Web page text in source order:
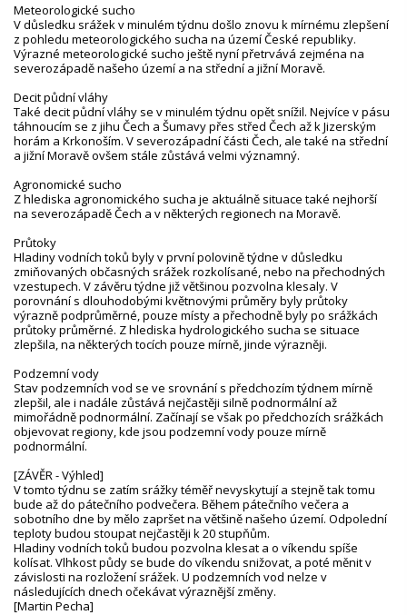
Meteorologické sucho
V důsledku srážek v minulém týdnu došlo znovu k mírnému zlepšení
z pohledu meteorologického sucha na území České republiky.
Výrazné meteorologické sucho ještě nyní přetrvává zejména na
severozápadě našeho území a na střední a jižní Moravě.
Deficit půdní vláhy
Také deficit půdní vláhy se v minulém týdnu opět snížil. Nejvíce v pásu
táhnoucím se z jihu Čech a Šumavy přes střed Čech až k Jizerským
horám a Krkonoším. V severozápadní části Čech, ale také na střední
a jižní Moravě ovšem stále zůstává velmi významný.
Agronomické sucho
Z hlediska agronomického sucha je aktuálně situace také nejhorší
na severozápadě Čech a v některých regionech na Moravě.
Průtoky
Hladiny vodních toků byly v první polovině týdne v důsledku
zmiňovaných občasných srážek rozkolísané, nebo na přechodných
vzestupech. V závěru týdne již většinou pozvolna klesaly. V
porovnání s dlouhodobými květnovými průměry byly průtoky
výrazně podprůměrné, pouze místy a přechodně byly po srážkách
průtoky průměrné. Z hlediska hydrologického sucha se situace
zlepšila, na některých tocích pouze mírně, jinde výrazněji.
Podzemní vody
Stav podzemních vod se ve srovnání s předchozím týdnem mírně
zlepšil, ale i nadále zůstává nejčastěji silně podnormální až
mimořádně podnormální. Začínají se však po předchozích srážkách
objevovat regiony, kde jsou podzemní vody pouze mírně
podnormální.
[ZÁVĚR - Výhled]
V tomto týdnu se zatím srážky téměř nevyskytují a stejně tak tomu
bude až do pátečního podvečera. Během pátečního večera a
sobotního dne by mělo zapršet na většině našeho území. Odpolední
teploty budou stoupat nejčastěji k 20 stupňům.
Hladiny vodních toků budou pozvolna klesat a o víkendu spíše
kolísat. Vlhkost půdy se bude do víkendu snižovat, a poté měnit v
závislosti na rozložení srážek. U podzemních vod nelze v
následujících dnech očekávat výraznější změny.
[Martin Pecha]